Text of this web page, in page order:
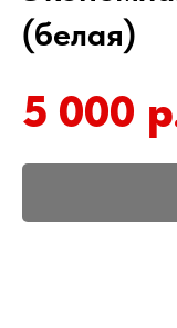
(белая)
5 000